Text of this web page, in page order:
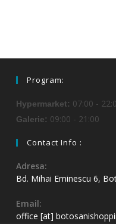
Program:
Hypermarket: 07:00 -
Galerie: 09:00 - 21:00
Contact Info :
Adresa:
Bd. Mihai Eminescu 6,
Email:
office [at]